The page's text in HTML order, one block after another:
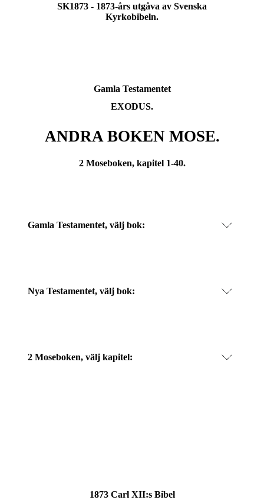
SK1873 - 1873-års utgåva av Svenska
Kyrkobibeln.
Gamla Testamentet
EXODUS.
ANDRA BOKEN MOSE.
2 Moseboken, kapitel 1-40.
Gamla Testamentet, välj bok:
Nya Testamentet, välj bok:
2 Moseboken, välj kapitel:
1873 Carl XII:s Bibel